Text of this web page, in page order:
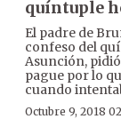
quíntuple
El padre de
confeso del
Asunción,
pague por lo
cuando
Octubre 9, 2018